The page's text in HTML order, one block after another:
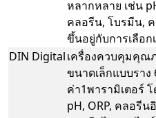
หลากหลาย เช่น
คลอรีน, โบรมีน,
ขึ้นอยู่กับการเลือก
DIN Digitalเครื่องควบคุมคุณ
ขนาดเล็กแบบรา
ค่า1พารามิเตอร์
pH, ORP, คลอรี